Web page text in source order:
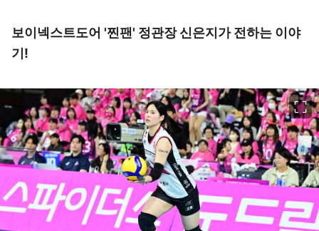
보이넥스트도어 '찐팬' 정관장 신은지가 전하는 이야
기!